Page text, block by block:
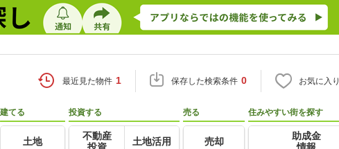
最近見た物件 1 保存した検索条件 0 お気に入り
建てる
土地
投資する
不動産
土地活用
売る
売却
住みやすい街を探す
助成金